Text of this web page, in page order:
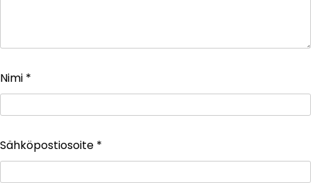
Nimi *
Sähköpostiosoite *